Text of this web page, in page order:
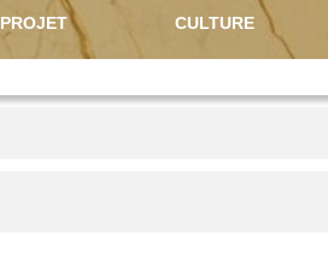
PROJET CULTURE